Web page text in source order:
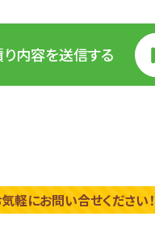
軽にお問い合せください！